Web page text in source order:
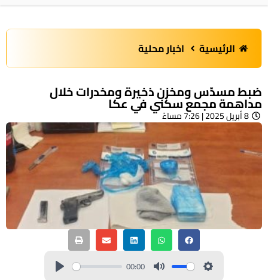
الرئيسية اخبار محلية
ضبط مسدّس ومخزن ذخيرة ومخدرات خلال
مداهمة مجمع سكني في عكا
8 أبريل 2025 | 7:26 مساءً
00:00